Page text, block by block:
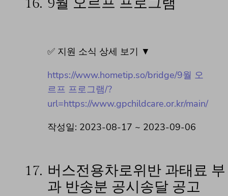
16. 9월 오르프 프로그램
✅ 지원 소식 상세 보기 ▼
https://www.hometip.so/bridge/9월 오
르프 프로그램/?
url=https://www.gpchildcare.or.kr/main/
작성일: 2023-08-17 ~ 2023-09-06
17. 버스전용차로위반 과태료 부
과 반송분 공시송달 공고